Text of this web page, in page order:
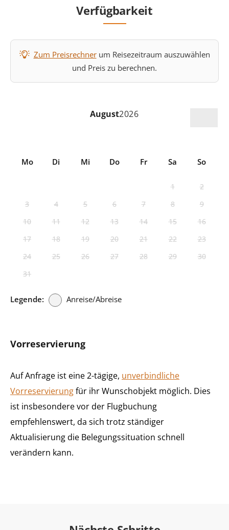
Verfügbarkeit
Zum Preisrechnerum Reisezeitraum auszuwählen
und Preis zu berechnen.
August2026
Mo Di Mi Do Fr Sa So
1
2
3
4 5 6 7 8
9
10
11 12 13 14 15
16
17
18 19 20 21 22
23
24
25 26 27 28 29
30
31
Legende: Anreise/Abreise
Vorreservierung
Auf Anfrage ist eine 2-tägige, unverbindliche
Vorreservierungfür ihr Wunschobjekt möglich. Dies
ist insbesondere vor der Flugbuchung
empfehlenswert, da sich trotz ständiger
Aktualisierung die Belegungssituation schnell
verändern kann.